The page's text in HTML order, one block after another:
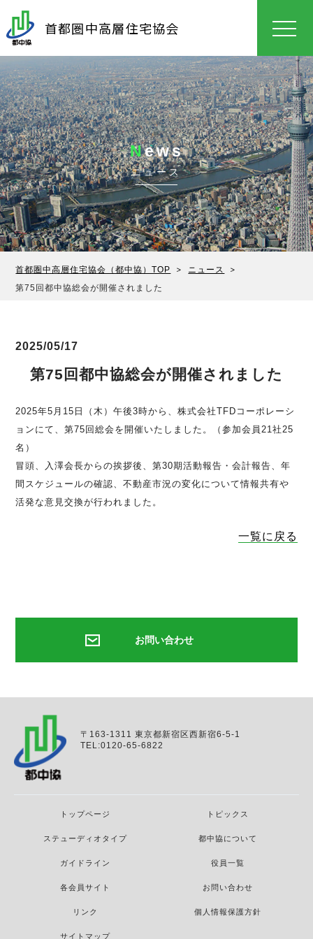
首都圏中高層住宅協会
News
ニュース
首都圏中高層住宅協会（都中協）TOP
ニュース
第75回都中協総会が開催されました
2025/05/17
第75回都中協総会が開催されました
2025年5月15日（木）午後3時から、株式会社TFDコーポレーシ
ョンにて、第75回総会を開催いたしました。（参加会員21社25
名）
冒頭、入澤会長からの挨拶後、第30期活動報告・会計報告、年
間スケジュールの確認、不動産市況の変化について情報共有や
活発な意見交換が行われました。
一覧に戻る
お問い合わせ
〒163-1311 東京都新宿区西新宿6-5-1
TEL:0120-65-6822
トップページ トピックス
ステューディオタイプ 都中協について
ガイドライン 役員一覧
各会員サイト お問い合わせ
リンク 個人情報保護方針
サイトマップ